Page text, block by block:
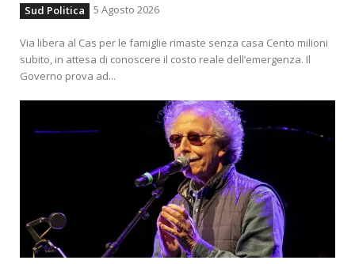
Sud Politica 5 Agosto 2026
Via libera al Cas per le famiglie rimaste senza casa Cento milioni
subito, in attesa di conoscere il costo reale dell’emergenza. Il
Governo prova ad...